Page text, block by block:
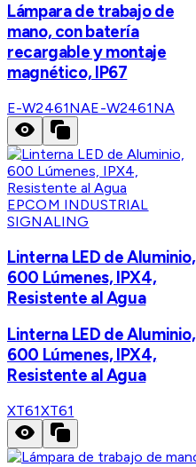
Lámpara de trabajo de
mano, con batería
recargable y montaje
magnético, IP67
E-W2461NAE-W2461NA
EPCOM INDUSTRIAL
SIGNALING
Linterna LED de Aluminio,
600 Lúmenes, IPX4,
Resistente al Agua
Linterna LED de Aluminio,
600 Lúmenes, IPX4,
Resistente al Agua
XT61XT61